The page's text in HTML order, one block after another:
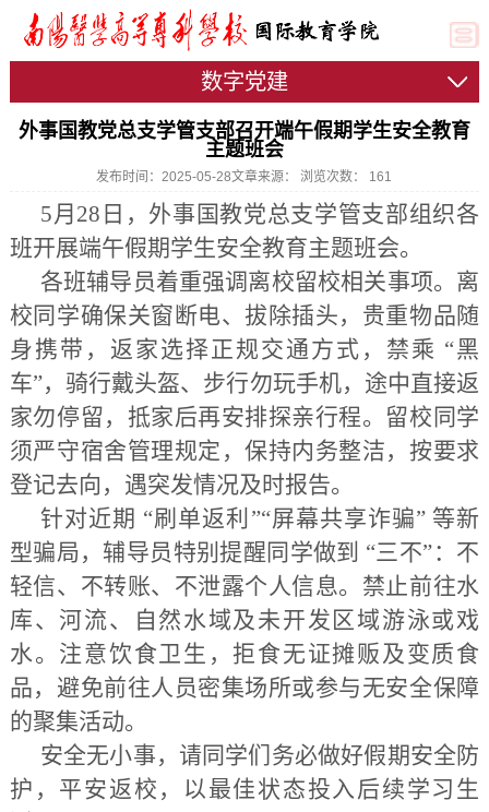
数字党建
外事国教党总支学管支部召开端午假期学生安全教育
主题班会
发布时间：2025-05-28文章来源：浏览次数： 161
5月28日，外事国教党总支学管支部组织各
班开展端午假期学生安全教育主题班会。
各班辅导员着重强调离校留校相关事项。离
校同学确保关窗断电、拔除插头，贵重物品随
身携带，返家选择正规交通方式，禁乘 “黑
车”，骑行戴头盔、步行勿玩手机，途中直接返
家勿停留，抵家后再安排探亲行程。留校同学
须严守宿舍管理规定，保持内务整洁，按要求
登记去向，遇突发情况及时报告。
针对近期 “刷单返利”“屏幕共享诈骗” 等新
型骗局，辅导员特别提醒同学做到 “三不”：不
轻信、不转账、不泄露个人信息。禁止前往水
库、河流、自然水域及未开发区域游泳或戏
水。注意饮食卫生，拒食无证摊贩及变质食
品，避免前往人员密集场所或参与无安全保障
的聚集活动。
安全无小事，请同学们务必做好假期安全防
护，平安返校，以最佳状态投入后续学习生